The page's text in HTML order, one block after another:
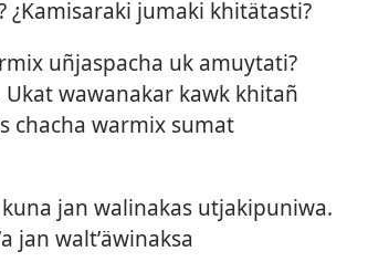
¿Kamisaraki jumaki khitätasti?
uñjaspacha uk amuytati?
wawanakar kawk khitañ
chacha warmix sumat
jan walinakas utjakipuniwa.
jan waltʼäwinaksa